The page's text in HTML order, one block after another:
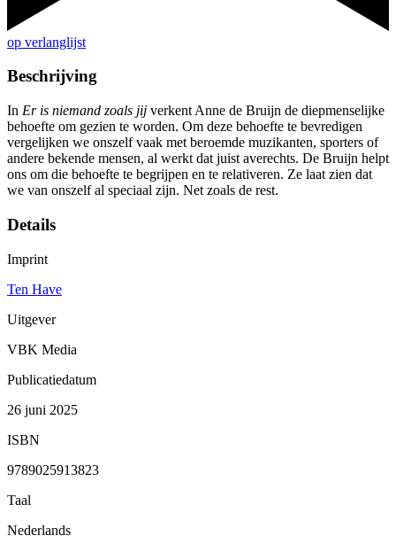
op verlanglijst
Beschrijving
In Er is niemand zoals jij verkent Anne de Bruijn de diepmenselijke
behoefte om gezien te worden. Om deze behoefte te bevredigen
vergelijken we onszelf vaak met beroemde muzikanten, sporters of
andere bekende mensen, al werkt dat juist averechts. De Bruijn helpt
ons om die behoefte te begrijpen en te relativeren. Ze laat zien dat
we van onszelf al speciaal zijn. Net zoals de rest.
Details
Imprint
Ten Have
Uitgever
VBK Media
Publicatiedatum
26 juni 2025
ISBN
9789025913823
Taal
Nederlands